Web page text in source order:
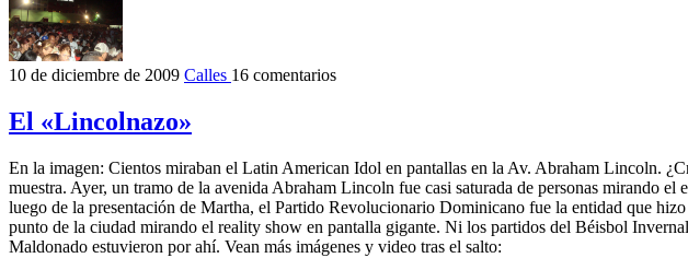
10 de diciembre de 2009 Calles 16 comentarios
El «Lincolnazo»
En la imagen: Cientos miraban el Latin American Idol en pantallas en la Av. Abraham Lincoln.
muestra. Ayer, un tramo de la avenida Abraham Lincoln fue casi saturada de personas mirando
luego de la presentación de Martha, el Partido Revolucionario Dominicano fue la entidad que
punto de la ciudad mirando el reality show en pantalla gigante. Ni los partidos del Béisbol
Maldonado estuvieron por ahí. Vean más imágenes y video tras el salto: